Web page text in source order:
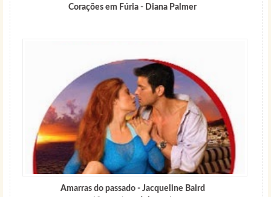
Corações em Fúria - Diana Palmer
Amarras do passado - Jacqueline Baird